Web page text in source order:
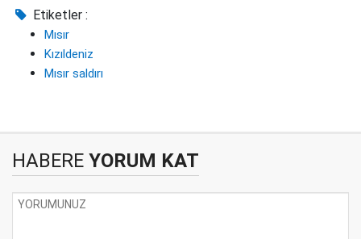
Etiketler :
Mısır
Kızıldeniz
Mısır saldırı
HABERE YORUM KAT